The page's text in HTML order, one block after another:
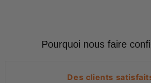
Pourquoi nous faire
Des clients